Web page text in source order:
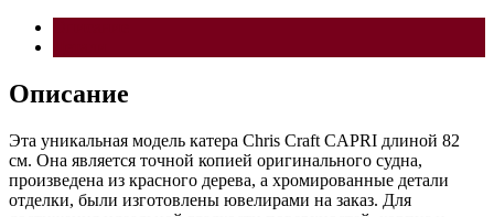
Описание
Эта уникальная модель катера Chris Craft CAPRI длиной 82
см. Она является точной копией оригинального судна,
произведена из красного дерева, а хромированные детали
отделки, были изготовлены ювелирами на заказ. Для